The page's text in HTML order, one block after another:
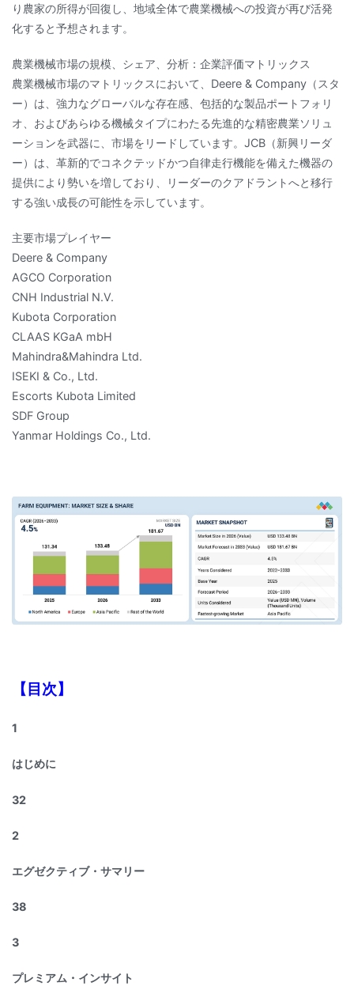
り農家の所得が回復し、地域全体で農業機械への投資が再び活発
化すると予想されます。
農業機械市場の規模、シェア、分析：企業評価マトリックス
農業機械市場のマトリックスにおいて、Deere & Company（スタ
ー）は、強力なグローバルな存在感、包括的な製品ポートフォリ
オ、およびあらゆる機械タイプにわたる先進的な精密農業ソリュ
ーションを武器に、市場をリードしています。JCB（新興リーダ
ー）は、革新的でコネクテッドかつ自律走行機能を備えた機器の
提供により勢いを増しており、リーダーのクアドラントへと移行
する強い成長の可能性を示しています。
主要市場プレイヤー
Deere & Company
AGCO Corporation
CNH Industrial N.V.
Kubota Corporation
CLAAS KGaA mbH
Mahindra&Mahindra Ltd.
ISEKI & Co., Ltd.
Escorts Kubota Limited
SDF Group
Yanmar Holdings Co., Ltd.
【目次】
1
はじめに
32
2
エグゼクティブ・サマリー
38
3
プレミアム・インサイト